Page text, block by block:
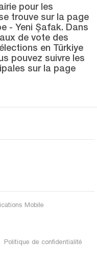
pour les
trouve sur la page
- Yeni Şafak. Dans
de vote des
en Türkiye
pouvez suivre les
sur la page
Mobile
Politique de confidentialité